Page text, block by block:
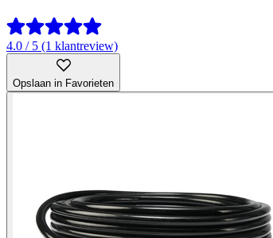
4.0 / 5 (1 klantreview)
Opslaan in Favorieten